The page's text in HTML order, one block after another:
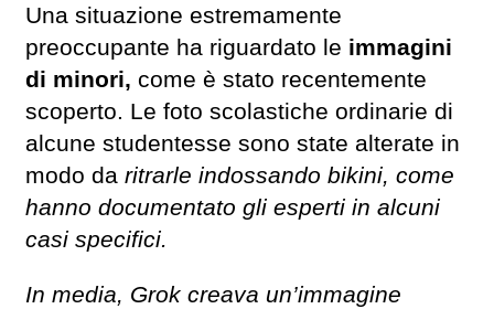
Una situazione estremamente
preoccupante ha riguardato le immagini
di minori, come è stato recentemente
scoperto. Le foto scolastiche ordinarie di
alcune studentesse sono state alterate in
modo da ritrarle indossando bikini, come
hanno documentato gli esperti in alcuni
casi specifici.
In media, Grok creava un’immagine